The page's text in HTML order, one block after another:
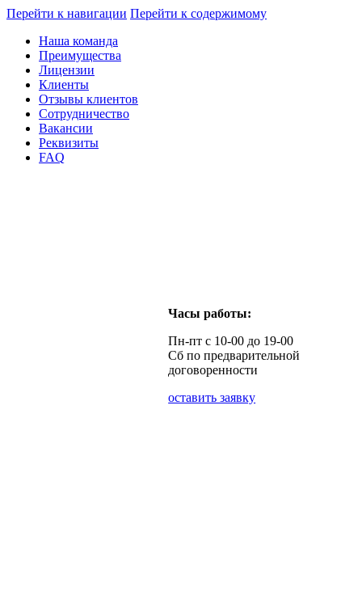
Перейти к навигации Перейти к содержимому
Наша команда
Преимущества
Лицензии
Клиенты
Отзывы клиентов
Сотрудничество
Вакансии
Реквизиты
FAQ
Часы работы:
Пн-пт с 10-00 до 19-00
Сб по предварительной
договоренности
оставить заявку